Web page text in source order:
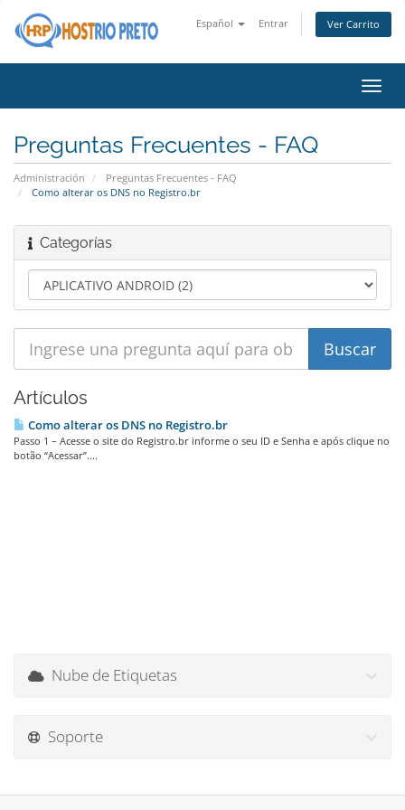
Español Entrar Ver Carrito
Preguntas Frecuentes - FAQ
Administración
Preguntas Frecuentes - FAQ
Como alterar os DNS no Registro.br
Categorías
Artículos
Como alterar os DNS no Registro.br
Passo 1 – Acesse o site do Registro.br informe o seu ID e Senha e após clique no
botão “Acessar”....
Nube de Etiquetas
Soporte